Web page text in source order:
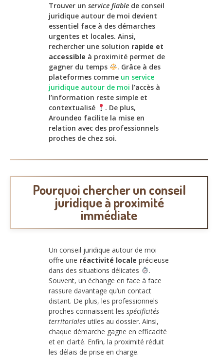
Trouver un service fiable de conseil
juridique autour de moi devient
essentiel face à des démarches
urgentes et locales. Ainsi,
rechercher une solution rapide et
accessible à proximité permet de
gagner du temps
. Grâce à des
plateformes comme un service
juridique autour de moi l’accès à
l’information reste simple et
contextualisé
. De plus,
Aroundeo facilite la mise en
relation avec des professionnels
proches de chez soi.
Pourquoi chercher un conseil
juridique à proximité
immédiate
Un conseil juridique autour de moi
offre une réactivité locale précieuse
dans des situations délicates
.
Souvent, un échange en face à face
rassure davantage qu’un contact
distant. De plus, les professionnels
proches connaissent les spécificités
territoriales utiles au dossier. Ainsi,
chaque démarche gagne en efficacité
et en clarté. Enfin, la proximité réduit
les délais de prise en charge.